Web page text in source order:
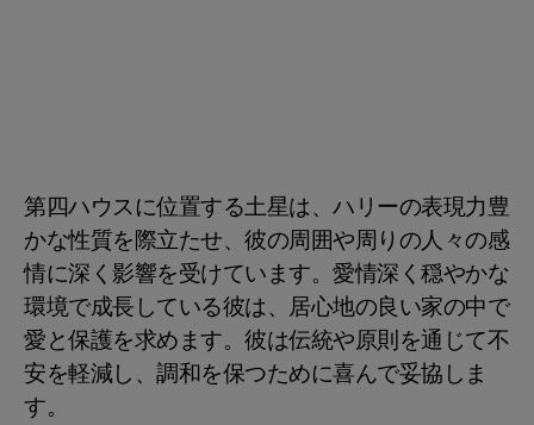
第四ハウスに位置する土星は、ハリーの表現力豊
かな性質を際立たせ、彼の周囲や周りの人々の感
情に深く影響を受けています。愛情深く穏やかな
環境で成長している彼は、居心地の良い家の中で
愛と保護を求めます。彼は伝統や原則を通じて不
安を軽減し、調和を保つために喜んで妥協しま
す。